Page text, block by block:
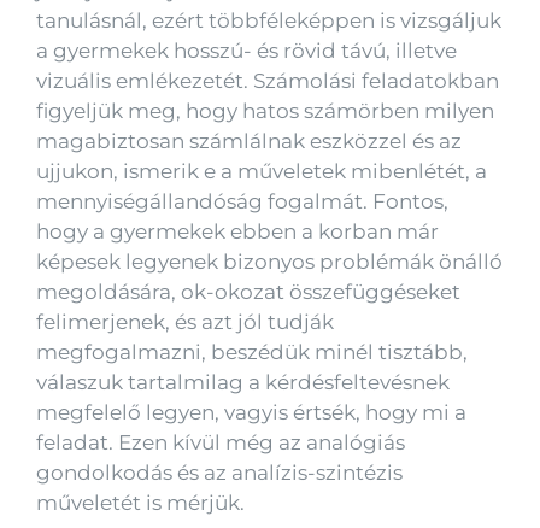
tanulásnál, ezért többféleképpen is vizsgáljuk
a gyermekek hosszú- és rövid távú, illetve
vizuális emlékezetét. Számolási feladatokban
figyeljük meg, hogy hatos számörben milyen
magabiztosan számlálnak eszközzel és az
ujjukon, ismerik e a műveletek mibenlétét, a
mennyiségállandóság fogalmát. Fontos,
hogy a gyermekek ebben a korban már
képesek legyenek bizonyos problémák önálló
megoldására, ok-okozat összefüggéseket
felimerjenek, és azt jól tudják
megfogalmazni, beszédük minél tisztább,
válaszuk tartalmilag a kérdésfeltevésnek
megfelelő legyen, vagyis értsék, hogy mi a
feladat. Ezen kívül még az analógiás
gondolkodás és az analízis-szintézis
műveletét is mérjük.